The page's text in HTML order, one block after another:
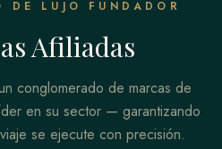
DE LUJO FUNDADOR
Afiliadas
conglomerado de marcas de
en su sector — garantizando
se ejecute con precisión.